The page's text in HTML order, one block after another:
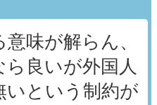
味が解らん、
ら良いが外国人
いという制約が